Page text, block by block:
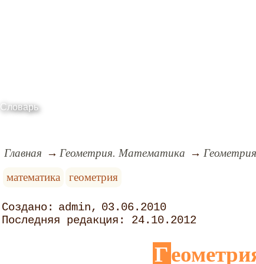
Словарь
Главная Геометрия. Математика
Геометрия
математика
геометрия
admin
03.06.2010
24.10.2012